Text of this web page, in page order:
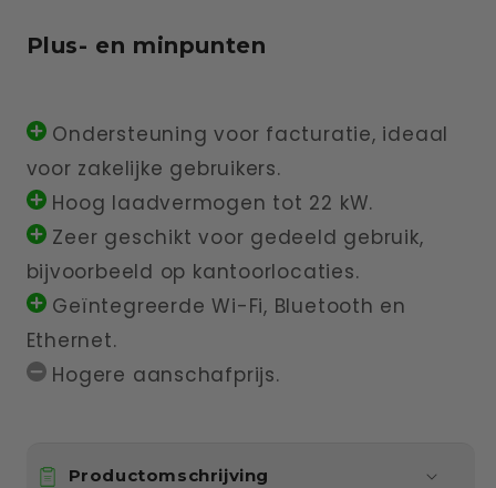
Plus- en minpunten
Ondersteuning voor facturatie, ideaal
voor zakelijke gebruikers.
Hoog laadvermogen tot 22 kW.
Zeer geschikt voor gedeeld gebruik,
bijvoorbeeld op kantoorlocaties.
Geïntegreerde Wi-Fi, Bluetooth en
Ethernet.
Hogere aanschafprijs.
Productomschrijving